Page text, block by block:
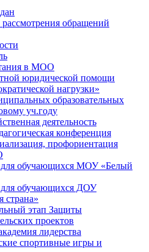
обращений
в МОО
юридической помощи
нагрузки»
образовательных
уч.году
деятельность
конференция
профориентация
для обучающихся МОУ «Белый
для обучающихся ДОУ
страна»
этап Защиты
проектов
лидерства
спортивные игры и